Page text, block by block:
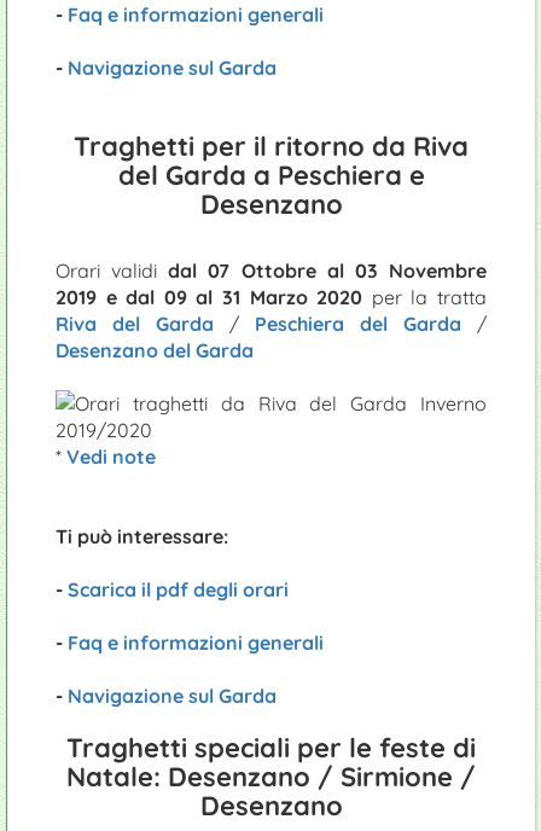
- Faq e informazioni generali
- Navigazione sul Garda
Traghetti per il ritorno da Riva
del Garda a Peschiera e
Desenzano
Orari valididal 07 Ottobre al 03 Novembre
2019 e dal 09 al 31 Marzo 2020 per la tratta
Riva del Garda / Peschiera del Garda /
Desenzano del Garda
* Vedi note
Ti può interessare:
- Scarica il pdf degli orari
- Faq e informazioni generali
- Navigazione sul Garda
Traghetti speciali per le feste di
Natale: Desenzano / Sirmione /
Desenzano